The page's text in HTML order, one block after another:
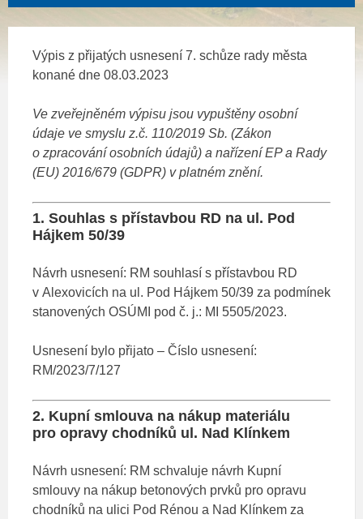
Výpis z přijatých usnesení 7. schůze rady města
konané dne 08.03.2023
Ve zveřejněném výpisu jsou vypuštěny osobní
údaje ve smyslu z.č. 110/2019 Sb. (Zákon
o zpracování osobních údajů) a nařízení EP a Rady
(EU) 2016/679 (GDPR) v platném znění.
1. Souhlas s přístavbou RD na ul. Pod
Hájkem 50/39
Návrh usnesení: RM souhlasí s přístavbou RD
v Alexovicích na ul. Pod Hájkem 50/39 za podmínek
stanovených OSÚMI pod č. j.: MI 5505/2023.
Usnesení bylo přijato – Číslo usnesení:
RM/2023/7/127
2. Kupní smlouva na nákup materiálu
pro opravy chodníků ul. Nad Klínkem
Návrh usnesení: RM schvaluje návrh Kupní
smlouvy na nákup betonových prvků pro opravu
chodníků na ulici Pod Rénou a Nad Klínkem za